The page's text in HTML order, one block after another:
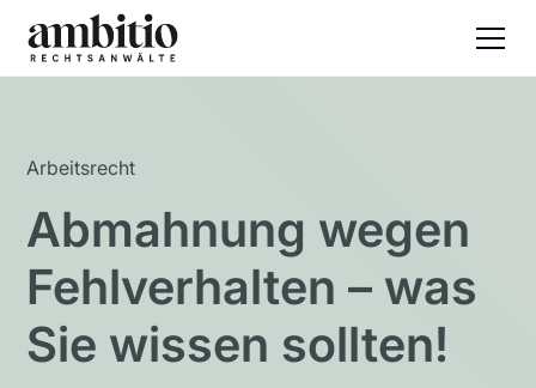
Arbeitsrecht
Abmahnung wegen
Fehlverhalten – was
Sie wissen sollten!